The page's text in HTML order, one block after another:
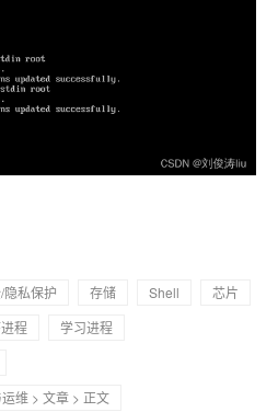
隐私保护 存储 Shell
芯片
程
学习进程
维 > 文章 > 正文